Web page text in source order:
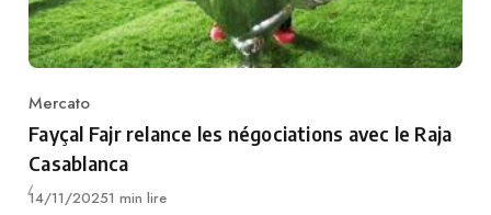
Category
Mercato
Fayçal Fajr relance les négociations avec le Raja
Casablanca
Publié
14/11/20251 min lire